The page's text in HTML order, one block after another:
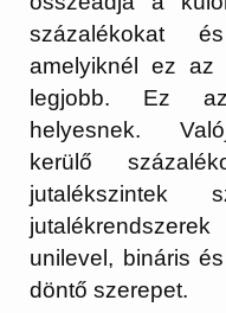
százalékokat
amelyiknél ez
legjobb. Ez
helyesnek.
kerülő
unilevel, bináris
döntő szerepet.